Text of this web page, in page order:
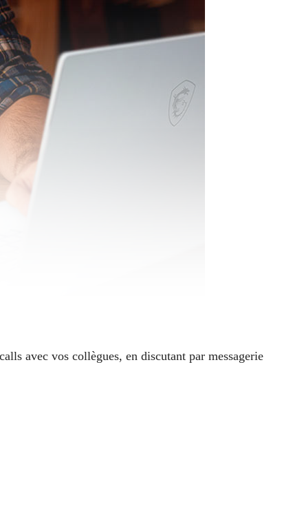
avec vos collègues, en discutant par messagerie